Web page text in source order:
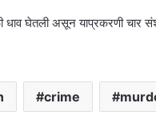
धाव घेतली असून याप्रकरणी चार
crime